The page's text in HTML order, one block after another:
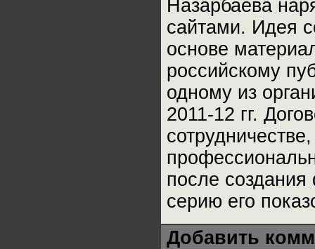
Назарбаева
сайтами. Идея
основе
российскому
одному из
2011-12 гг.
после создания
серию его
Добавить